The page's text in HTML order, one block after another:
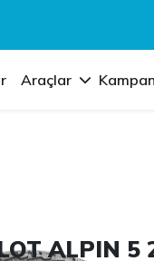
Araçlar
ALPIN 5